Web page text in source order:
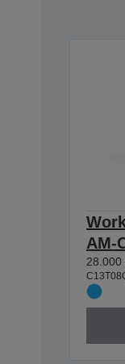
AM-
28.000